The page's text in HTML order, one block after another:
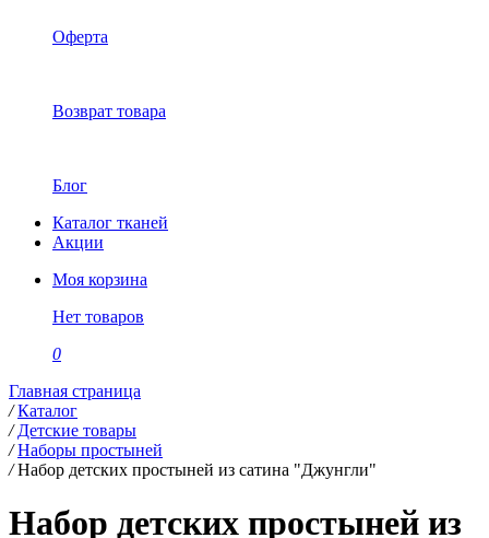
Оферта
Возврат товара
Блог
Каталог тканей
Акции
Моя корзина
Нет товаров
0
Главная страница
/ Каталог
/ Детские товары
/ Наборы простыней
/ Набор детских простыней из сатина "Джунгли"
Набор детских простыней из